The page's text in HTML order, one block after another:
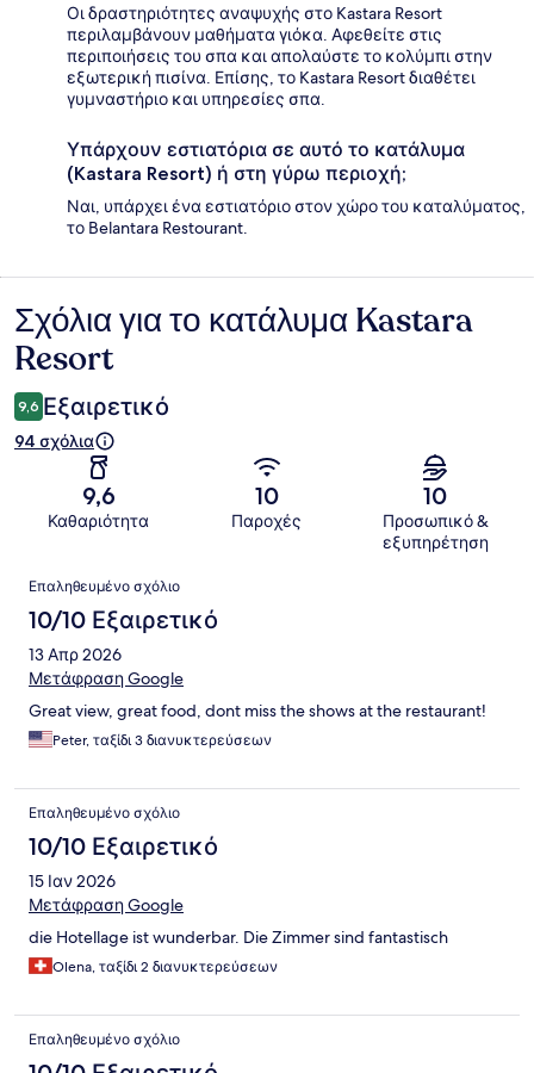
Οι δραστηριότητες αναψυχής στο Kastara Resort
περιλαμβάνουν μαθήματα γιόκα. Αφεθείτε στις
περιποιήσεις του σπα και απολαύστε το κολύμπι στην
εξωτερική πισίνα. Επίσης, το Kastara Resort διαθέτει
γυμναστήριο και υπηρεσίες σπα.
Υπάρχουν εστιατόρια σε αυτό το κατάλυμα
(Kastara Resort) ή στη γύρω περιοχή;
Ναι, υπάρχει ένα εστιατόριο στον χώρο του καταλύματος,
το Belantara Restourant.
Σχόλια
Σχόλια για το κατάλυμα Kastara
Resort
9,6 Εξαιρετικό
94 σχόλια
9,6
Καθαριότητα
10
Παροχές
10
Προσωπικό &
εξυπηρέτηση
Σχόλια
Επαληθευμένο σχόλιο
10/10 Εξαιρετικό
13 Απρ 2026
Μετάφραση Google
Great view, great food, dont miss the shows at the restaurant!
Peter, ταξίδι 3 διανυκτερεύσεων
Επαληθευμένο σχόλιο
10/10 Εξαιρετικό
15 Ιαν 2026
Μετάφραση Google
die Hotellage ist wunderbar. Die Zimmer sind fantastisch
Olena, ταξίδι 2 διανυκτερεύσεων
Επαληθευμένο σχόλιο